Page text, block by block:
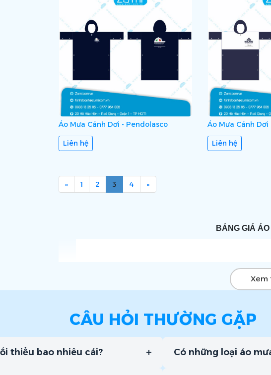
Áo Mưa Cánh Dơi - Pendolasco
Liên hệ
Áo Mưa Cánh Dơi
Liên hệ
« 1 2 3 4 »
BẢNG GIÁ
Xem
CÂU HỎI THƯỜNG GẶP
thiểu bao nhiêu cái? + Có những loại áo